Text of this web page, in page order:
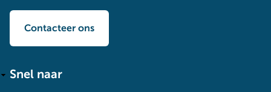
Contacteer ons
Snel naar